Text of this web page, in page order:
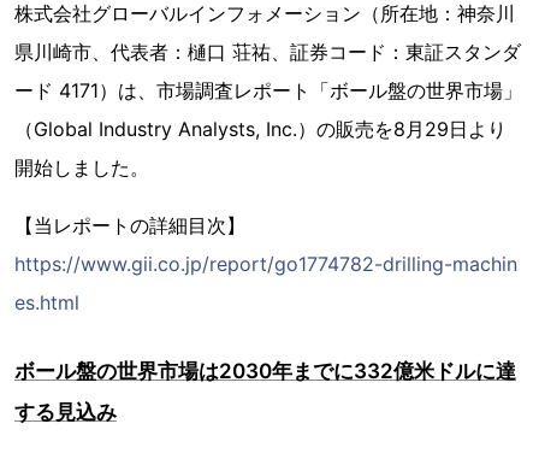
株式会社グローバルインフォメーション（所在地：神奈川
県川崎市、代表者：樋口 荘祐、証券コード：東証スタンダ
ード 4171）は、市場調査レポート「ボール盤の世界市場」
（Global Industry Analysts, Inc.）の販売を8月29日より
開始しました。
【当レポートの詳細目次】
https://www.gii.co.jp/report/go1774782-drilling-machin
es.html
ボール盤の世界市場は2030年までに332億米ドルに達
する見込み